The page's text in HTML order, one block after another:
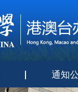
通知